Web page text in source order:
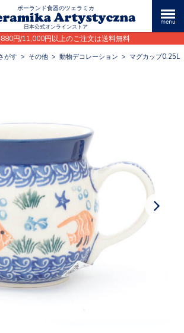
ポーランド食器のツェラミカ
日本公式オンラインストア
円/11,000円以上のご注文は送料無料
がす > その他 > 動物デコレーション > マグカップ0.25L